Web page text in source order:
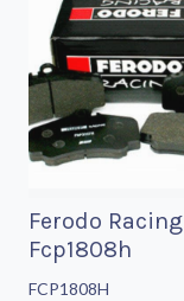
Ferodo Racing
Fcp1808h
FCP1808H